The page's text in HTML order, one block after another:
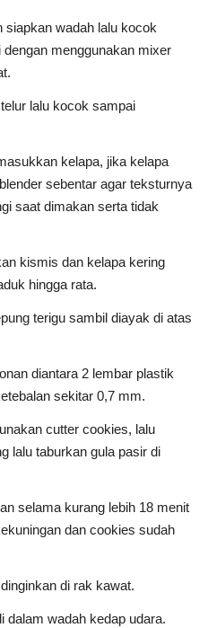
siapkan wadah lalu kocok
dengan menggunakan mixer
lalu kocok sampai
kelapa, jika kelapa
sebentar agar teksturnya
saat dimakan serta tidak
kismis dan kelapa kering
hingga rata.
terigu sambil diayak di atas
diantara 2 lembar plastik
sekitar 0,7 mm.
cutter cookies, lalu
lalu taburkan gula pasir di
selama kurang lebih 18 menit
dan cookies sudah
di rak kawat.
dalam wadah kedap udara.